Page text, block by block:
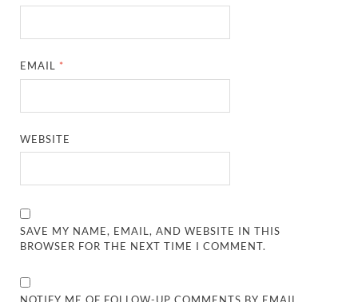
EMAIL *
WEBSITE
SAVE MY NAME, EMAIL, AND WEBSITE IN THIS
BROWSER FOR THE NEXT TIME I COMMENT.